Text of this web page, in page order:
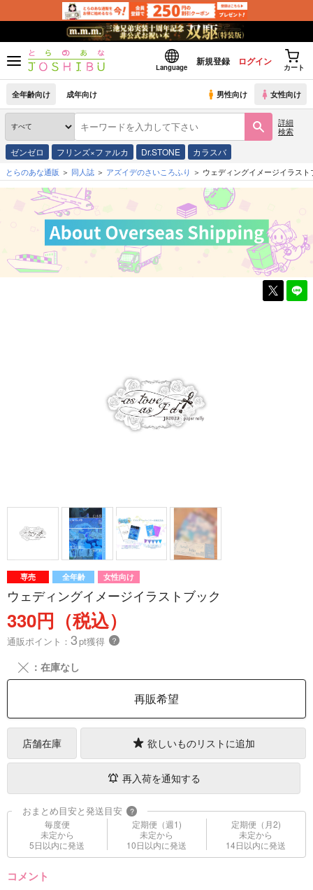
Language
新規登録 ログイン
カート
全年齢向け 成年向け 男性向け 女性向け
詳細
検索
ゼンゼロ フリンズ×ファルカ Dr.STONE カラスバ
とらのあな通販 同人誌 アズイデのさいころふり ウェディングイメージイラスト
専売 全年齢 女性向け
ウェディングイメージイラストブック
330円（税込）
通販ポイント： 3pt獲得 ？
╳ ：在庫なし
再販希望
店舗在庫 欲しいものリストに追加
再入荷を通知する
おまとめ目安と発送目安 ?
毎度便
未定から
5日以内に発送
定期便（週1)
未定から
10日以内に発送
定期便（月2)
未定から
14日以内に発送
コメント